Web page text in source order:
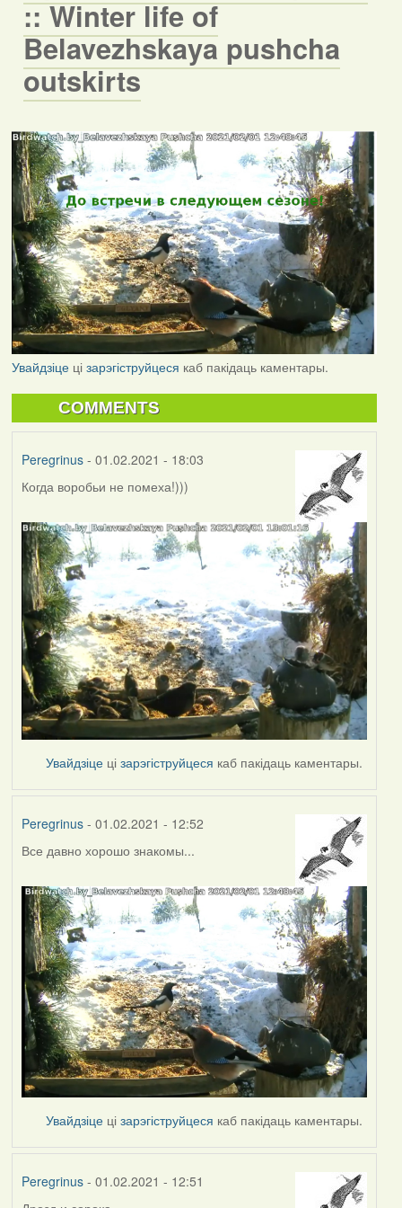
:: Winter life of
Belavezhskaya pushcha
outskirts
Увайдзіцеці зарэгіструйцеся каб пакідаць каментары.
COMMENTS
Peregrinus- 01.02.2021 - 18:03
Когда воробьи не помеха!)))
Увайдзіце цізарэгіструйцеся каб пакідаць каментары.
Peregrinus- 01.02.2021 - 12:52
Все давно хорошо знакомы...
Увайдзіце цізарэгіструйцеся каб пакідаць каментары.
Peregrinus- 01.02.2021 - 12:51